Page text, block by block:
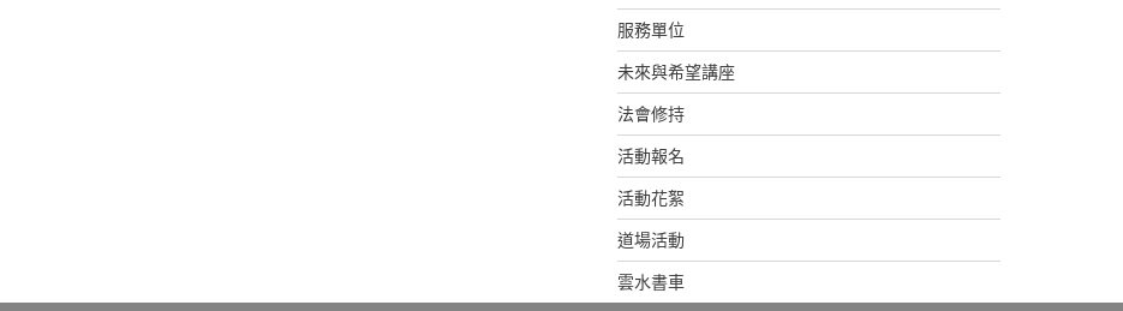
服務單位
未來與希望講座
法會修持
活動報名
活動花絮
道場活動
雲水書車